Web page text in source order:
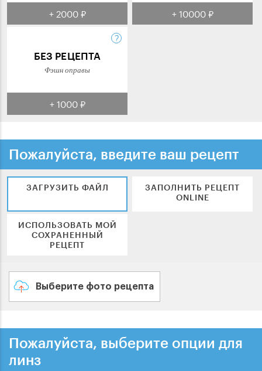
+ 2000 ₽ + 10000 ₽
БЕЗ РЕЦЕПТА
Фэшн оправы
+ 1000 ₽
Пожалуйста, введите ваш рецепт
ЗАГРУЗИТЬ ФАЙЛ
ЗАПОЛНИТЬ РЕЦЕПТ
ONLINE
ИСПОЛЬЗОВАТЬ МОЙ
СОХРАНЕННЫЙ
РЕЦЕПТ
Выберите фото рецепта
Пожалуйста, выберите опции для
линз